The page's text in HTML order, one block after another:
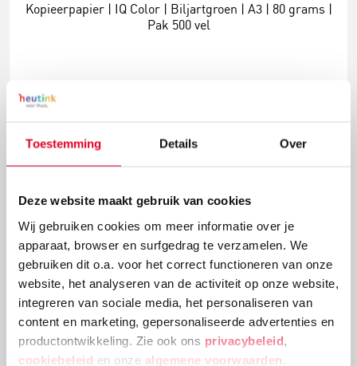
Toestemming Details Over
Deze website maakt gebruik van cookies
Wij gebruiken cookies om meer informatie over je
apparaat, browser en surfgedrag te verzamelen. We
gebruiken dit o.a. voor het correct functioneren van onze
website, het analyseren van de activiteit op onze website,
integreren van sociale media, het personaliseren van
content en marketing, gepersonaliseerde advertenties en
productontwikkeling. Zie ook ons privacybeleid
cookiebeleid en onze algemene voorwaarden
Kopieerpapier | IQ Color | Biljartgroen | A3 | 80 grams |
Pak 500 vel
Kopieerpapier | IQ Color | Biljartgroen | A4 | 120 grams |
Pak 250 vel